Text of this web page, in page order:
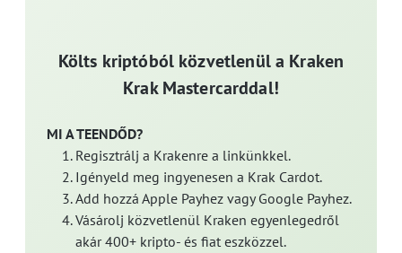
Költs kriptóból közvetlenül a Kraken
Krak Mastercarddal!
MI A TEENDŐD?
Regisztrálj a Krakenre a linkünkkel.
Igényeld meg ingyenesen a Krak Cardot.
Add hozzá Apple Payhez vagy Google Payhez.
Vásárolj közvetlenül Kraken egyenlegedről
akár 400+ kripto- és fiat eszközzel.